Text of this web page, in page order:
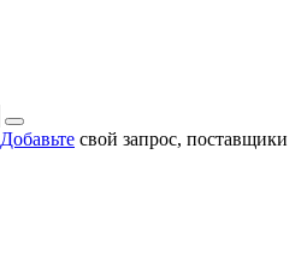
Добавьте свой запрос, поставщики